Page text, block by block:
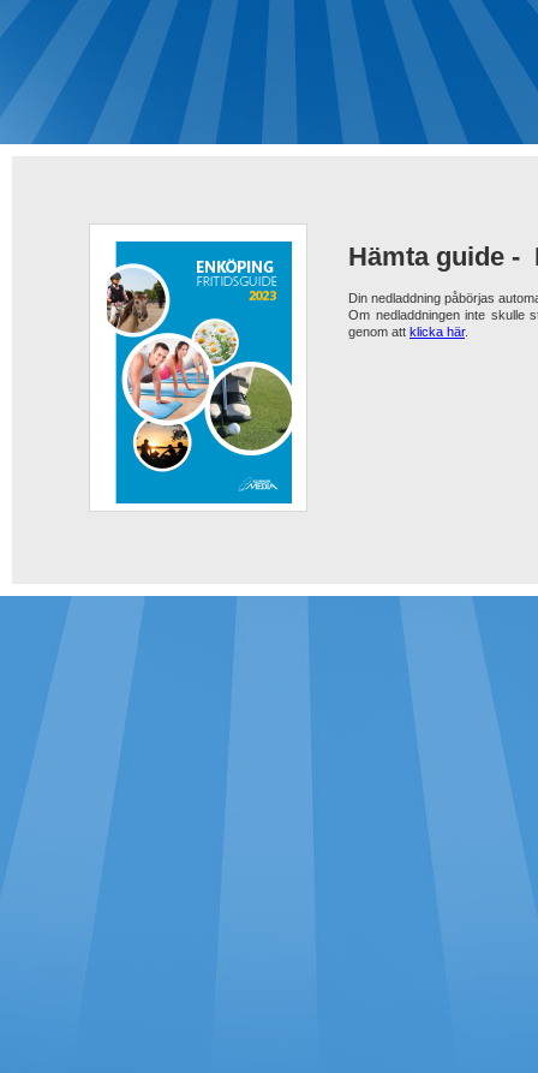
Hämta guide -
Din nedladdning påbörjas
Om nedladdningen inte skulle
genom att klicka här.